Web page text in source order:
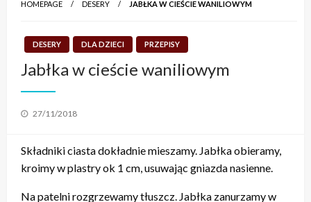
HOMEPAGE DESERY JABŁKA W CIEŚCIE WANILIOWYM
DESERY DLA DZIECI PRZEPISY
Jabłka w cieście waniliowym
Posted
27/11/2018
Składniki ciasta dokładnie mieszamy. Jabłka obieramy,
kroimy w plastry ok 1 cm, usuwając gniazda nasienne.
Na patelni rozgrzewamy tłuszcz. Jabłka zanurzamy w